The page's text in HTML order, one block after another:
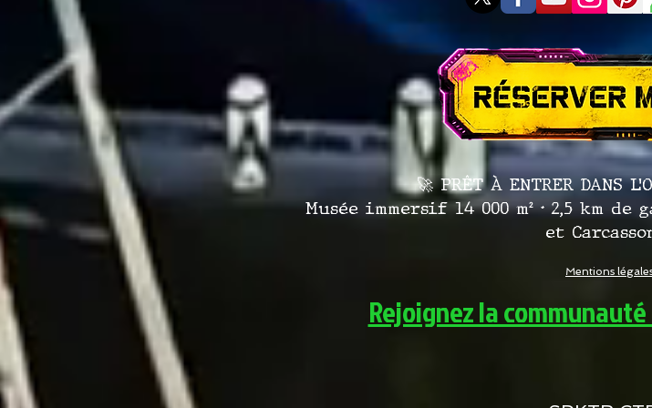
🚀 PRÊT À ENTRER DANS
Musée immersif 14 000 m² • 2,5 km
et
Mentions
Rejoignez la